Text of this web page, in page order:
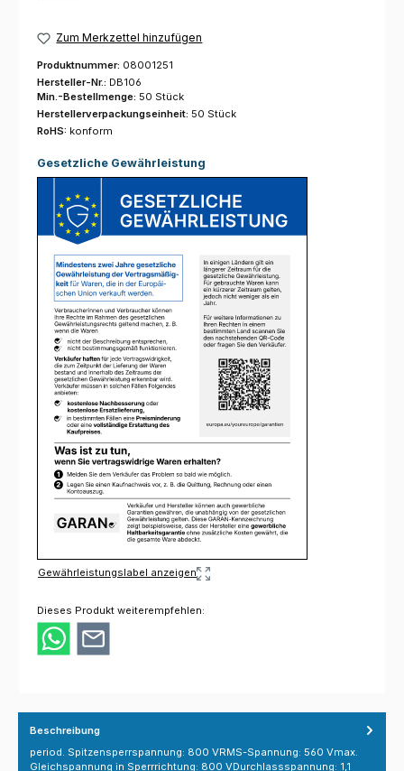
Zum Merkzettel hinzufügen
Produktnummer: 08001251
Hersteller-Nr.: DB106
Min.-Bestellmenge: 50 Stück
Herstellerverpackungseinheit: 50 Stück
RoHS: konform
Gesetzliche Gewährleistung
Gewährleistungslabel anzeigen
Dieses Produkt weiterempfehlen:
Beschreibung
period. Spitzensperrspannung: 800 VRMS-Spannung: 560 Vmax.
Gleichspannung in Sperrrichtung: 800 VDurchlassspannung: 1,1